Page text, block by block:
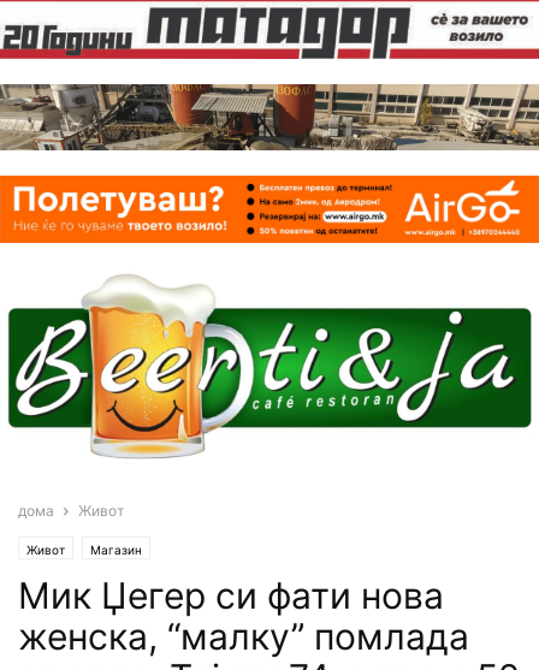
дома Живот
Живот Магазин
Мик Џегер си фати нова
женска, “малку” помлада